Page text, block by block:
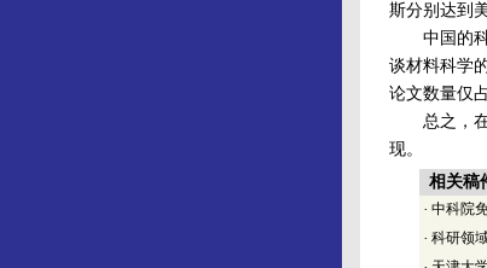
斯分别达到
中国的科
谈材料科学
论文数量仅
总之，在
现。
相关稿
· 中科院
· 科研领